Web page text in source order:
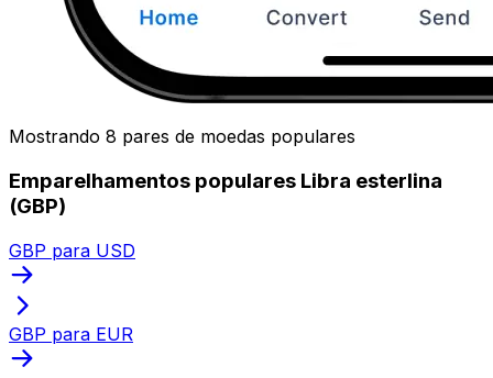
Mostrando 8 pares de moedas populares
Emparelhamentos populares Libra esterlina
(GBP)
GBP para USD
GBP para EUR